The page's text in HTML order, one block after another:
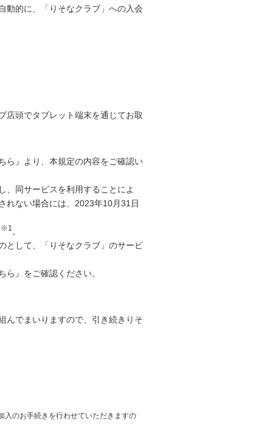
動的に、「りそなクラブ」への入会
店頭でタブレット端末を通じてお取
ら』より、本規定の内容をご確認い
、同サービスを利用することによ
れない場合には、2023年10月31日
※1 。
として、「りそなクラブ」のサービ
』をご確認ください。
んでまいりますので、引き続きりそ
入のお手続きを行わせていただきますの